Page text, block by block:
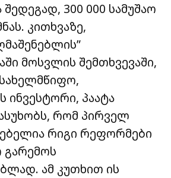
300 000 სამუშაო
კითხვაზე,
მოსვლის შემთხვევაში,
ინვესტორი, პაატა
რომ პირველ
რიგი რეფორმები
გარემოს
ამ კუთხით ის